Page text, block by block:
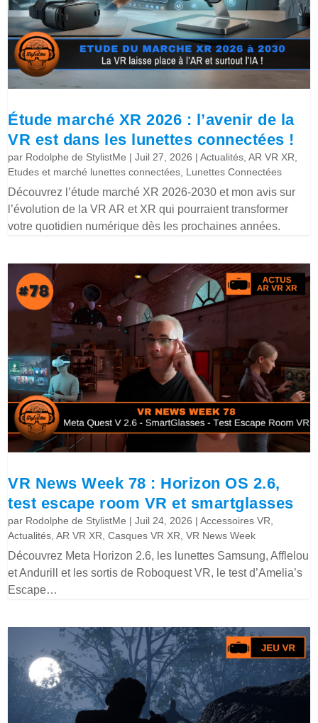
Étude marché XR 2026 : l’avenir de la
VR est dans les lunettes connectées !
par Rodolphe de StylistMe |Juil 27, 2026 |Actualités,AR VR XR,
Etudes et marché lunettes connectées, Lunettes Connectées
Découvrez l’étude marché XR 2026-2030 et mon avis sur
l’évolution de la VR AR et XR qui pourraient transformer
votre quotidien numérique dès les prochaines années.
VR News Week 78 : Horizon OS 2.6,
test escape room VR et smartglasses
par Rodolphe de StylistMe |Juil 24, 2026 |Accessoires VR,
Actualités,AR VR XR,Casques VR XR,VR News Week
Découvrez Meta Horizon 2.6, les lunettes Samsung, Afflelou
et Andurill et les sortis de Roboquest VR, le test d’Amelia’s
Escape…